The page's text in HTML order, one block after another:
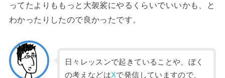
ってたよりももっと大袈裟にやるくらいでいいかも、
と
わかったりしたので良かったです。
日々レッスンで起きていることや、ぼく
の考えなどはXで発信していますので、